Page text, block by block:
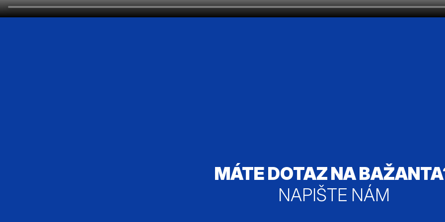
MÁTE DOTAZ NA
NAPIŠTE NÁM